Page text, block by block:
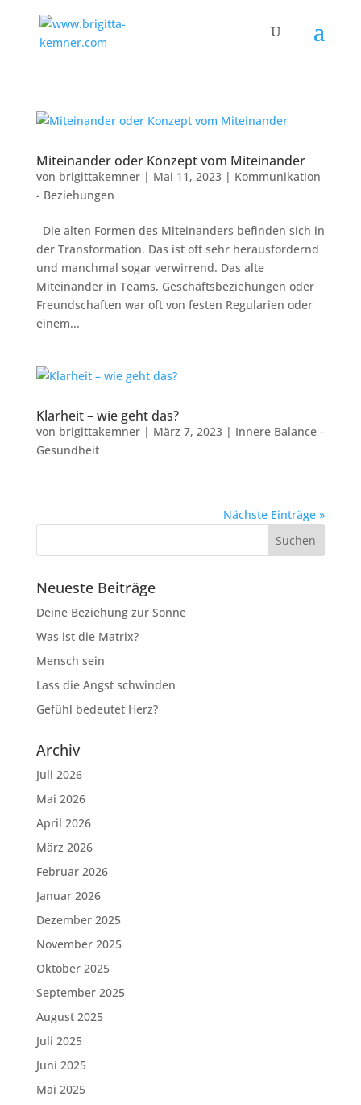
Miteinander oder Konzept vom Miteinander
von brigittakemner| Mai 11, 2023| Kommunikation
- Beziehungen
Die alten Formen des Miteinanders befinden sich in
der Transformation. Das ist oft sehr herausfordernd
und manchmal sogar verwirrend. Das alte
Miteinander in Teams, Geschäftsbeziehungen oder
Freundschaften war oft von festen Regularien oder
einem...
Klarheit – wie geht das?
von brigittakemner| März 7, 2023| Innere Balance -
Gesundheit
Nächste Einträge »
Neueste Beiträge
Deine Beziehung zur Sonne
Was ist die Matrix?
Mensch sein
Lass die Angst schwinden
Gefühl bedeutet Herz?
Archiv
Juli 2026
Mai 2026
April 2026
März 2026
Februar 2026
Januar 2026
Dezember 2025
November 2025
Oktober 2025
September 2025
August 2025
Juli 2025
Juni 2025
Mai 2025